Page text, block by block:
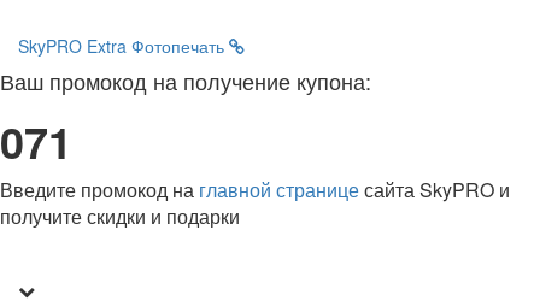
SkyPRO Extra Фотопечать
Ваш промокод на получение купона:
071
Введите промокод на главной страницесайта SkyPRO и
получите скидки и подарки